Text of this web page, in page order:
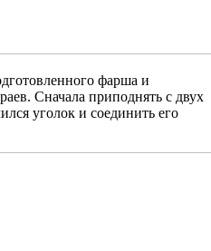
фарша и
Сначала приподнять с двух
уголок и соединить его